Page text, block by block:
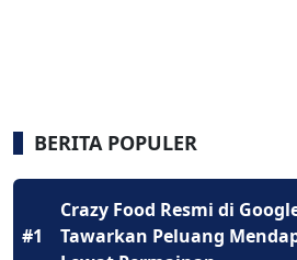
BERITA POPULER
#1
Crazy Food Resmi di
Tawarkan Peluang